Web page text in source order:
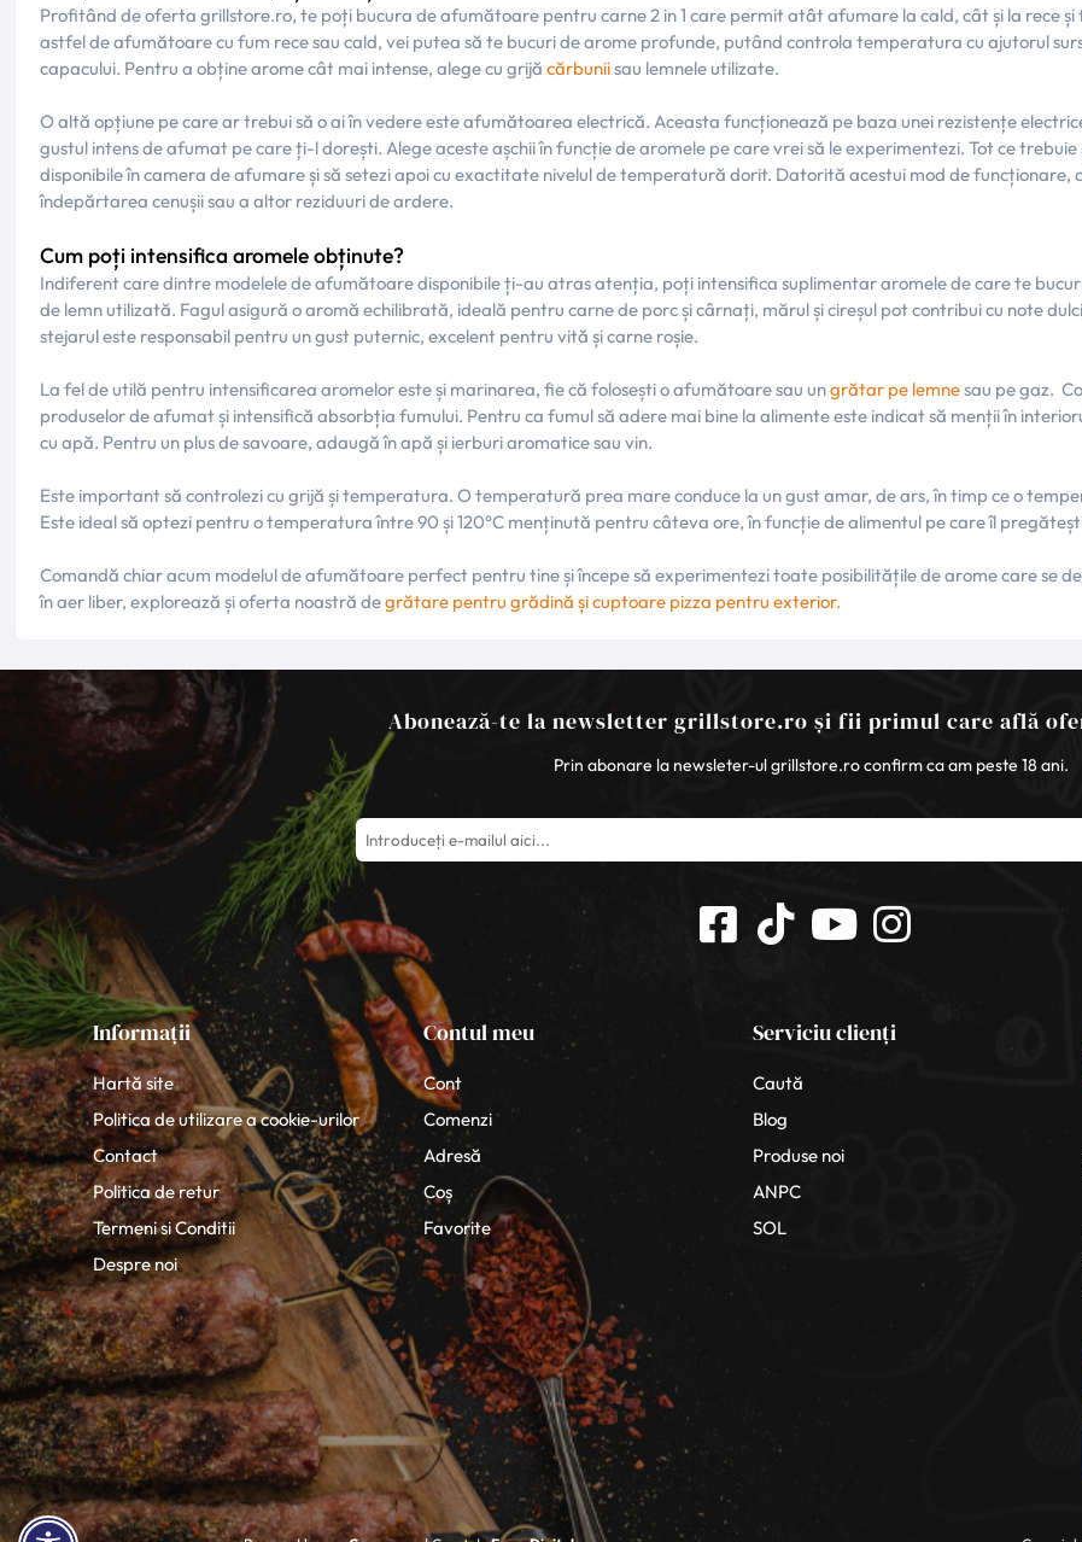
Profitând de oferta grillstore.ro, te poți bucura de afumătoare pentru carne 2 in 1 care permit atât afumare la cald, cât și la rece și
astfel de afumătoare cu fum rece sau cald, vei putea să te bucuri de arome profunde, putând controla temperatura cu ajutorul
capacului. Pentru a obține arome cât mai intense, alege cu grijăcărbuniisau lemnele utilizate.
O altă opțiune pe care ar trebui să o ai în vedere este afumătoarea electrică. Aceasta funcționează pe baza unei rezistențe
gustul intens de afumat pe care ți-l dorești. Alege aceste așchii în funcție de aromele pe care vrei să le experimentezi. Tot ce
disponibile în camera de afumare și să setezi apoi cu exactitate nivelul de temperatură dorit. Datorită acestui mod de
îndepărtarea cenușii sau a altor reziduuri de ardere.
Cum poți intensifica aromele obținute?
Indiferent care dintre modelele de afumătoare disponibile ți-au atras atenția, poți intensifica suplimentar aromele de care te
de lemn utilizată. Fagul asigură o aromă echilibrată, ideală pentru carne de porc și cârnați, mărul și cireșul pot contribui cu note
stejarul este responsabil pentru un gust puternic, excelent pentru vită și carne roșie.
La fel de utilă pentru intensificarea aromelor este și marinarea, fie că folosești o afumătoare sau ungrătar pe lemnesau pe gaz.
produselor de afumat și intensifică absorbția fumului. Pentru ca fumul să adere mai bine la alimente este indicat să menții în
cu apă. Pentru un plus de savoare, adaugă în apă și ierburi aromatice sau vin.
Este important să controlezi cu grijă și temperatura. O temperatură prea mare conduce la un gust amar, de ars, în timp ce o
Este ideal să optezi pentru o temperatura între 90 și 120°C menținută pentru câteva ore, în funcție de alimentul pe care îl
Comandă chiar acum modelul de afumătoare perfect pentru tine și începe să experimentezi toate posibilitățile de arome care se
în aer liber, explorează și oferta noastră degrătare pentru grădină șicuptoare pizza pentru exterior.
Abonează-te la newsletter grillstore.ro și fii primul care află
Prin abonare la newsleter-ul grillstore.ro confirm ca am peste 18 ani.
Informații
Hartă site
Politica de utilizare a cookie-urilor
Contact
Politica de retur
Termeni si Conditii
Despre noi
Contul meu
Cont
Comenzi
Adresă
Coș
Favorite
Serviciu clienți
Caută
Blog
Produse noi
ANPC
SOL